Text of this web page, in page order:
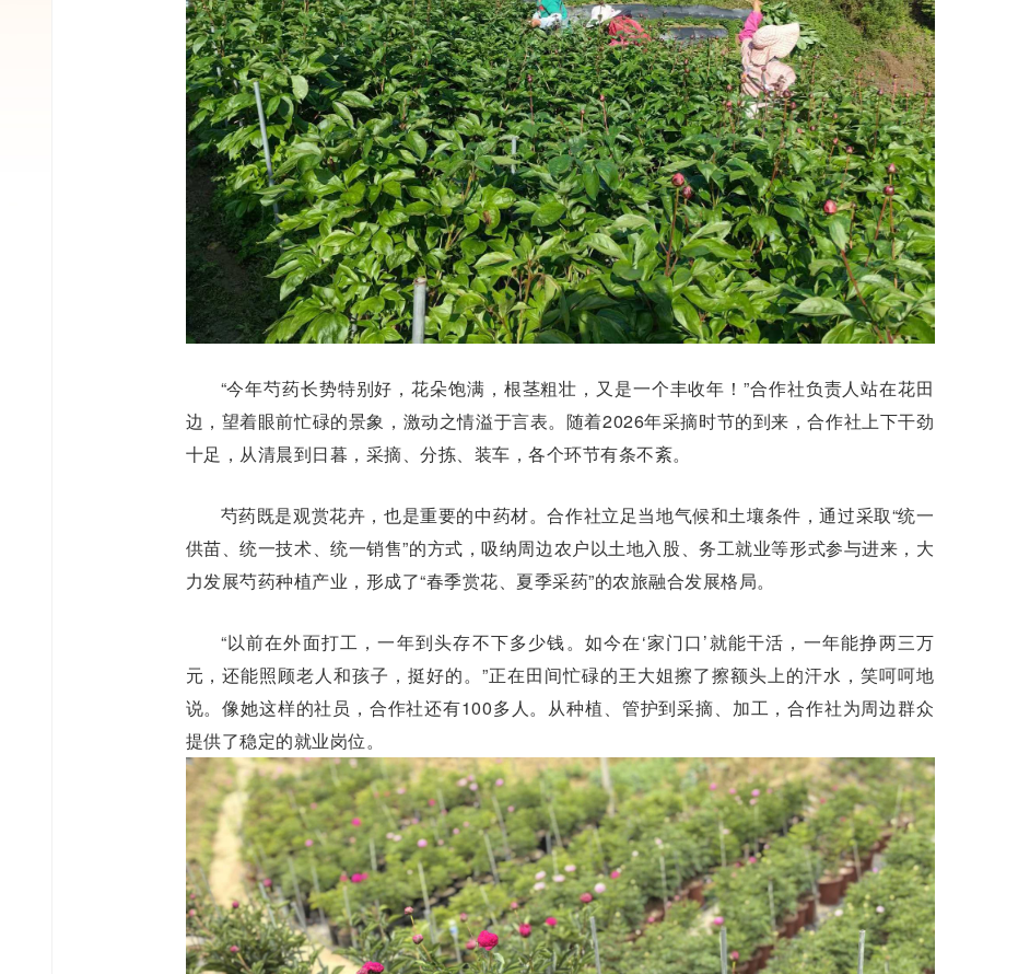
“今年芍药长势特别好，花朵饱满，根茎粗壮，又是一个丰收年！”合作社负责人站在花田
边，望着眼前忙碌的景象，激动之情溢于言表。随着2026年采摘时节的到来，合作社上下干劲
十足，从清晨到日暮，采摘、分拣、装车，各个环节有条不紊。
芍药既是观赏花卉，也是重要的中药材。合作社立足当地气候和土壤条件，通过采取“统一
供苗、统一技术、统一销售”的方式，吸纳周边农户以土地入股、务工就业等形式参与进来，大
力发展芍药种植产业，形成了“春季赏花、夏季采药”的农旅融合发展格局。
“以前在外面打工，一年到头存不下多少钱。如今在‘家门口’就能干活，一年能挣两三万
元，还能照顾老人和孩子，挺好的。”正在田间忙碌的王大姐擦了擦额头上的汗水，笑呵呵地
说。像她这样的社员，合作社还有100多人。从种植、管护到采摘、加工，合作社为周边群众
提供了稳定的就业岗位。